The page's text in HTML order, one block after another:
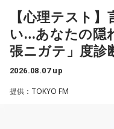
音楽体験とすごくつなが
「あ、自分もバンドで
ワクワク感のようなもの
ます。歌詞は自分と向き
ど、音像がかなり爽やか
いくような“若さ”をすご
原。さらに、日常生活
性を語ります。
江原：やっぱり、集中力
べて、新しいお家を建て
れを大事にして、コンデ
ことであれば、もしか
だったかもしれない。
さて、あなたが気になっ
次の中から近いものを1
1． 水がこぼれてしまう
2． こんなに水は必要なの
3． ひび割れなど壊れる
4． どうやって放水して
【心理テスト
い…あなたの隠
張ニガテ」度診
2026.08.07 up
提供：TOKYO FM